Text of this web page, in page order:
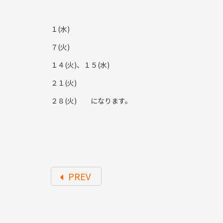
１(水)
７(火)
１４(火)、１５(水)
２１(火)
２８(火) になります。
PREV